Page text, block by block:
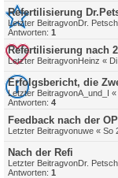
Refertilisierung
Letzter BeitragvonDr. Petsch
Antworten: 1
Refertilisierung nach
Letzter BeitragvonHeinz «
Erfolgsbericht, die
Letzter BeitragvonA_und_I «
Antworten: 4
Feedback nach der OP
Letzter Beitragvonuwe « So
Nach der Refi
Letzter BeitragvonDr. Petsch
Antworten: 1